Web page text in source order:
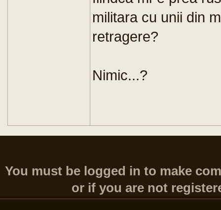
militara cu unii din
retragere?
Nimic...?
You must be logged in to make
or if you are not